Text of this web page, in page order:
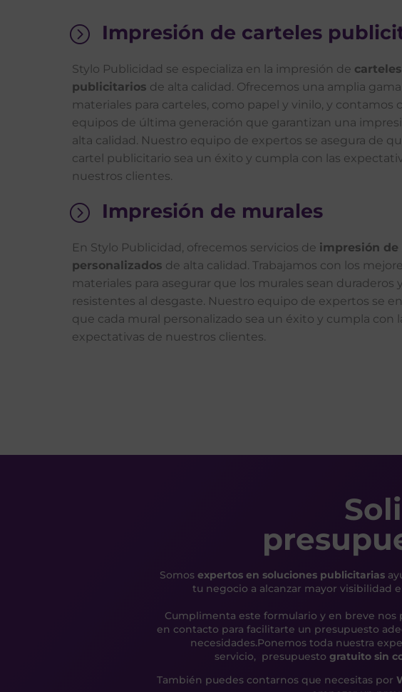
= Impresión de carteles
Stylo Publicidad se especializa en la impresión de carteles
publicitarios de alta calidad. Ofrecemos una amplia
materiales para carteles, como papel y vinilo, y contamos
equipos de última generación que garantizan una
alta calidad. Nuestro equipo de expertos se asegura de
cartel publicitario sea un éxito y cumpla con las
nuestros clientes.
= Impresión de murales
En Stylo Publicidad, ofrecemos servicios de impresión de
personalizados de alta calidad. Trabajamos con los
materiales para asegurar que los murales sean duraderos y
resistentes al desgaste. Nuestro equipo de expertos se
que cada mural personalizado sea un éxito y cumpla con
expectativas de nuestros clientes.
Somos expertos en soluciones publicitarias
tu negocio a alcanzar mayor visibilidad
Cumplimenta este formulario y en breve nos
en contacto para facilitarte un presupuesto
necesidades.Ponemos toda nuestra
servicio, presupuesto gratuito sin
También puedes contarnos que necesitas por